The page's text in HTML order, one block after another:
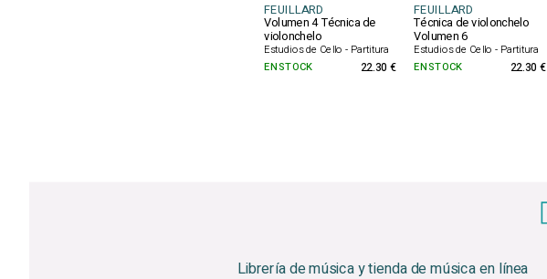
FEUILLARD FEUILLARD
Volumen 4 Técnica de
violonchelo
Estudios de Cello - Partitura
Técnica de violonchelo
Volumen 6
Estudios de Cello - Partitura
EN STOCK
22.30 € EN STOCK 22.30 €
Librería de música y tienda de música en línea